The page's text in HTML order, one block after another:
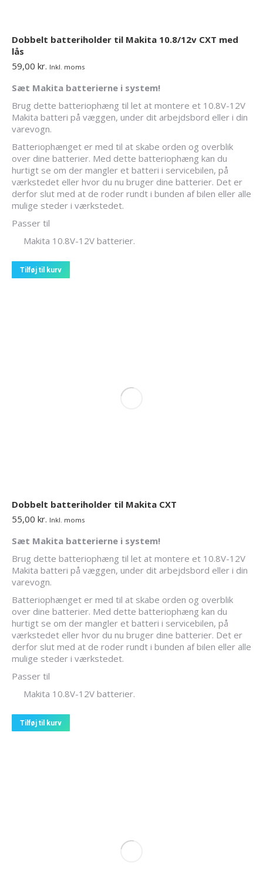
Dobbelt batteriholder til Makita 10.8/12v CXT med
lås
59,00 kr. Inkl. moms
Sæt Makita batterierne i system!
Brug dette batteriophæng til let at montere et 10.8V-12V
Makita batteri på væggen, under dit arbejdsbord eller i din
varevogn.
Batteriophænget er med til at skabe orden og overblik
over dine batterier. Med dette batteriophæng kan du
hurtigt se om der mangler et batteri i servicebilen, på
værkstedet eller hvor du nu bruger dine batterier. Det er
derfor slut med at de roder rundt i bunden af bilen eller alle
mulige steder i værkstedet.
Passer til
Makita 10.8V-12V batterier.
Tilføj til kurv
Dobbelt batteriholder til Makita CXT
55,00 kr. Inkl. moms
Sæt Makita batterierne i system!
Brug dette batteriophæng til let at montere et 10.8V-12V
Makita batteri på væggen, under dit arbejdsbord eller i din
varevogn.
Batteriophænget er med til at skabe orden og overblik
over dine batterier. Med dette batteriophæng kan du
hurtigt se om der mangler et batteri i servicebilen, på
værkstedet eller hvor du nu bruger dine batterier. Det er
derfor slut med at de roder rundt i bunden af bilen eller alle
mulige steder i værkstedet.
Passer til
Makita 10.8V-12V batterier.
Tilføj til kurv